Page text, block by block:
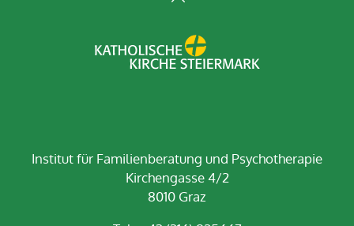
Institut für Familienberatung und Psychotherapie
Kirchengasse 4/2
8010 Graz